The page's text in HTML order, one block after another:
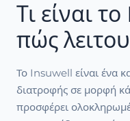
Τι είναι
πώς
Το Insuwell είναι ένα
διατροφής σε μορφή
προσφέρει